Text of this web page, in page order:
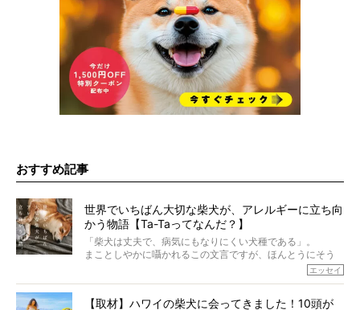
おすすめ記事
世界でいちばん大切な柴犬が、アレルギーに立ち向
かう物語【Ta-Taってなんだ？】
「柴犬は丈夫で、病気にもなりにくい犬種である」。
まことしやかに囁かれるこの文言ですが、ほんとうにそう
でも、いざそれぞれの個体を見ていくと、丈夫で病気にも
エッセイ
【取材】ハワイの柴犬に会ってきました！10頭が